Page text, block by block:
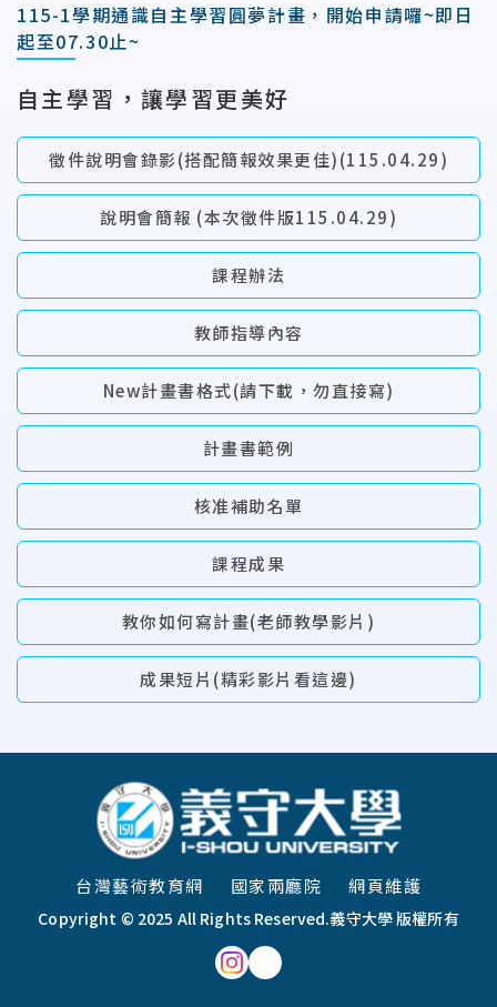
115-1學期通識自主學習圓夢計畫，開始申請囉~即日
起至07.30止~
自主學習，讓學習更美好
徵件說明會錄影(搭配簡報效果更佳)(115.04.29)
說明會簡報 (本次徵件版115.04.29)
課程辦法
教師指導內容
New計畫書格式(請下載，勿直接寫)
計畫書範例
核准補助名單
課程成果
教你如何寫計畫(老師教學影片)
成果短片(精彩影片看這邊)
Copyright © 2025 All Rights Reserved.義守大學 版權所有
台灣藝術教育網 國家兩廳院 網頁維護